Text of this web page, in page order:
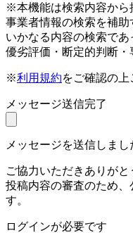
※本機能は検索内容から
事業者情報の検索を補助
いかなる内容の検索であ
優劣評価・断定的判断・
※利用規約をご確認の
メッセージ送信完了
メッセージを送信しまし
ご協力いただきありがと
投稿内容の審査のため、
す。
ログインが必要です